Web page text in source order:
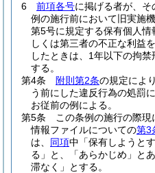
6
前項各号に掲げる者が、
例の施行前において旧実施
第5号に規定する保有個人
しくは第三者の不正な利益
したときは、1年以下の拘
する。
第4条
附則第2条の規定によ
う前にした違反行為の処罰
お従前の例による。
第5条
この条例の施行の際
情報ファイルについての第3
は、 同項中「保有しようと
る」と、「あらかじめ」と
滞なく」とする。